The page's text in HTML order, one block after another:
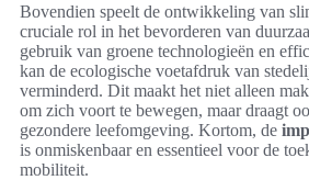
Bovendien speelt de ontwikkeling van
cruciale rol in het bevorderen van
gebruik van groene technologieën en
kan de ecologische voetafdruk van
verminderd. Dit maakt het niet alleen
om zich voort te bewegen, maar draagt
gezondere leefomgeving. Kortom, de
is onmiskenbaar en essentieel voor de
mobiliteit.